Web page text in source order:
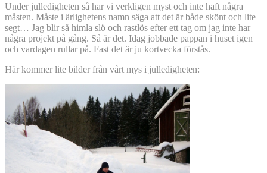
Under julledigheten så har vi verkligen myst och inte haft några
måsten. Måste i ärlighetens namn säga att det är både skönt och lite
segt… Jag blir så himla slö och rastlös efter ett tag om jag inte har
några projekt på gång. Så är det. Idag jobbade pappan i huset igen
och vardagen rullar på. Fast det är ju kortvecka förstås.
Här kommer lite bilder från vårt mys i julledigheten: